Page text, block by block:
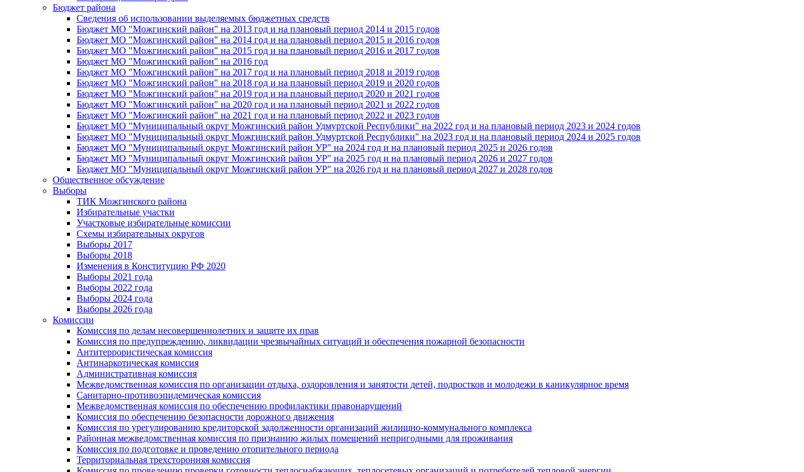
Бюджет района
Сведения об использовании выделяемых бюджетных средств
Бюджет МО "Можгинский район" на 2013 год и на плановый период 2014 и 2015 годов
Бюджет МО "Можгинский район" на 2014 год и на плановый период 2015 и 2016 годов
Бюджет МО "Можгинский район" на 2015 год и на плановый период 2016 и 2017 годов
Бюджет МО "Можгинский район" на 2016 год
Бюджет МО "Можгинский район" на 2017 год и на плановый период 2018 и 2019 годов
Бюджет МО "Можгинский район" на 2018 год и на плановый период 2019 и 2020 годов
Бюджет МО "Можгинский район" на 2019 год и на плановый период 2020 и 2021 годов
Бюджет МО "Можгинский район" на 2020 год и на плановый период 2021 и 2022 годов
Бюджет МО "Можгинский район" на 2021 год и на плановый период 2022 и 2023 годов
Бюджет МО "Муниципальный округ Можгинский район Удмуртской Республики" на 2022 год и на плановый период 2023 и 2024 годов
Бюджет МО "Муниципальный округ Можгинский район Удмуртской Республики" на 2023 год и на плановый период 2024 и 2025 годов
Бюджет МО "Муниципальный округ Можгинский район УР" на 2024 год и на плановый период 2025 и 2026 годов
Бюджет МО "Муниципальный округ Можгинский район УР" на 2025 год и на плановый период 2026 и 2027 годов
Бюджет МО "Муниципальный округ Можгинский район УР" на 2026 год и на плановый период 2027 и 2028 годов
Общественное обсуждение
Выборы
ТИК Можгинского района
Избирательные участки
Участковые избирательные комиссии
Схемы избирательных округов
Выборы 2017
Выборы 2018
Изменения в Конституцию РФ 2020
Выборы 2021 года
Выборы 2022 года
Выборы 2024 года
Выборы 2026 года
Комиссии
Комиссия по делам несовершеннолетних и защите их прав
Комиссия по предупреждению, ликвидации чрезвычайных ситуаций и обеспечения пожарной безопасности
Антитеррористическая комиссия
Антинаркотическая комиссия
Административная комиссия
Межведомственная комиссия по организации отдыха, оздоровления и занятости детей, подростков и молодежи в каникулярное время
Санитарно-противоэпидемическая комиссия
Межведомственная комиссия по обеспечению профилактики правонарушений
Комиссия по обеспечению безопасности дорожного движения
Комиссия по урегулированию кредиторской задолженности организаций жилищно-коммунального комплекса
Районная межведомственная комиссия по признанию жилых помещений непригодными для проживания
Комиссия по подготовке и проведению отопительного периода
Территориальная трехсторонняя комиссия